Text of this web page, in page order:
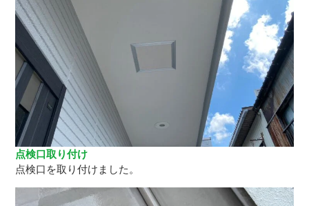
点検口取り付け
点検口を取り付けました。